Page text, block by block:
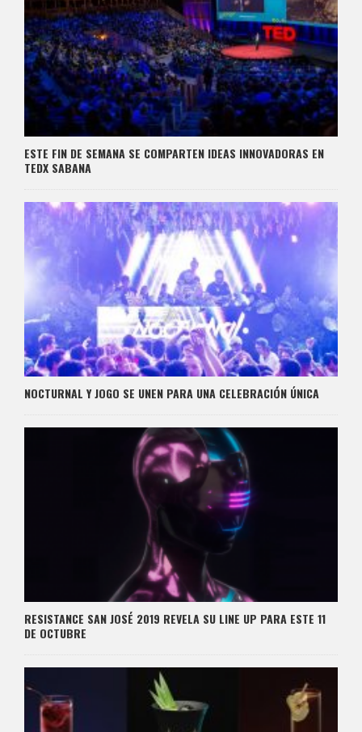
ESTE FIN DE SEMANA SE COMPARTEN IDEAS INNOVADORAS EN
TEDX SABANA
NOCTURNAL Y JOGO SE UNEN PARA UNA CELEBRACIÓN ÚNICA
RESISTANCE SAN JOSÉ 2019 REVELA SU LINE UP PARA ESTE 11
DE OCTUBRE